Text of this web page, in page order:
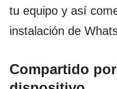
tu equipo y así
instalación de
Compartido